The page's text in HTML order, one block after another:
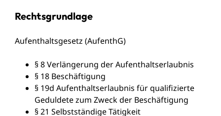
Rechtsgrundlage
Aufenthaltsgesetz (AufenthG)
§ 8 Verlängerung der Aufenthaltserlaubnis
§ 18 Beschäftigung
§ 19d Aufenthaltserlaubnis für qualifizierte
Geduldete zum Zweck der Beschäftigung
§ 21 Selbstständige Tätigkeit